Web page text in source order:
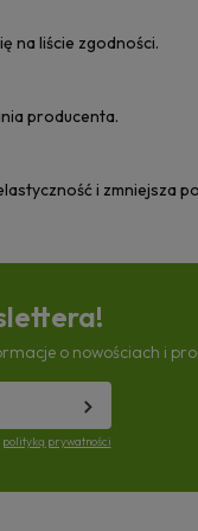
na liście zgodności.
producenta.
i zmniejsza
o nowościach i
polityką prywatności